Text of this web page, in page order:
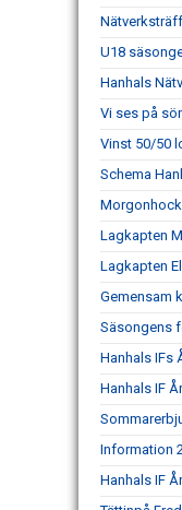
U18
Hanhals
Vi ses på
Vinst 50/50
Schema
Lagkapten
Lagkapten
Gemensam
Säsongens
Hanhals IFs
Hanhals IF
Information
Hanhals IF